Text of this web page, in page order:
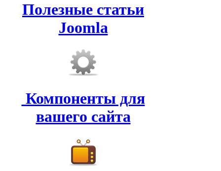
Полезные статьи
Joomla
Компоненты для
вашего сайта